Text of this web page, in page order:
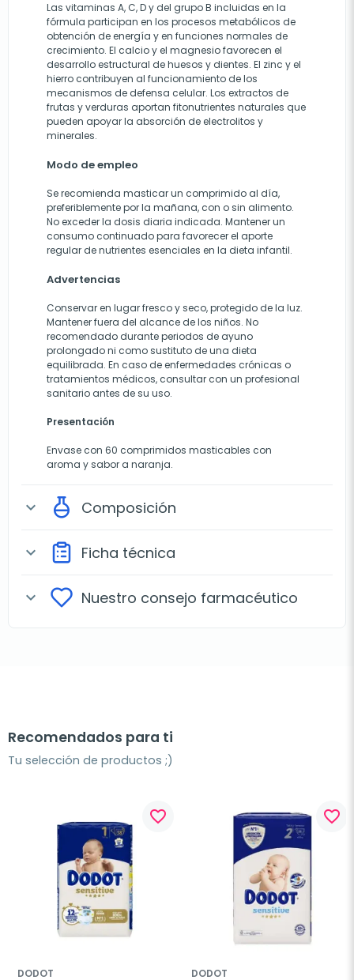
Las vitaminas A, C, D y del grupo B incluidas en la
fórmula participan en los procesos metabólicos de
obtención de energía y en funciones normales de
crecimiento. El calcio y el magnesio favorecen el
desarrollo estructural de huesos y dientes. El zinc y el
hierro contribuyen al funcionamiento de los
mecanismos de defensa celular. Los extractos de
frutas y verduras aportan fitonutrientes naturales que
pueden apoyar la absorción de electrolitos y
minerales.
Modo de empleo
Se recomienda masticar un comprimido al día,
preferiblemente por la mañana, con o sin alimento.
No exceder la dosis diaria indicada. Mantener un
consumo continuado para favorecer el aporte
regular de nutrientes esenciales en la dieta infantil.
Advertencias
Conservar en lugar fresco y seco, protegido de la luz.
Mantener fuera del alcance de los niños. No
recomendado durante periodos de ayuno
prolongado ni como sustituto de una dieta
equilibrada. En caso de enfermedades crónicas o
tratamientos médicos, consultar con un profesional
sanitario antes de su uso.
Presentación
Envase con 60 comprimidos masticables con
aroma y sabor a naranja.
expand_more Composición
expand_more Ficha técnica
expand_more Nuestro consejo farmacéutico
Recomendados para ti
Tu selección de productos ;)
favorite_border
DODOT
favorite_border
DODOT